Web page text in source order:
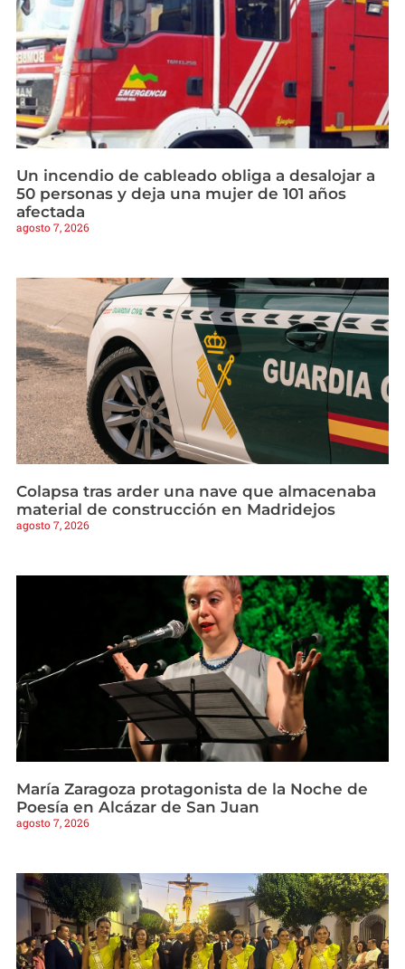
Un incendio de cableado obliga a desalojar a
50 personas y deja una mujer de 101 años
afectada
agosto 7, 2026
Colapsa tras arder una nave que almacenaba
material de construcción en Madridejos
agosto 7, 2026
María Zaragoza protagonista de la Noche de
Poesía en Alcázar de San Juan
agosto 7, 2026